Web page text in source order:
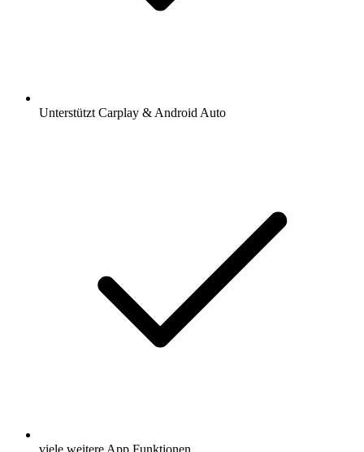
Unterstützt Carplay & Android Auto